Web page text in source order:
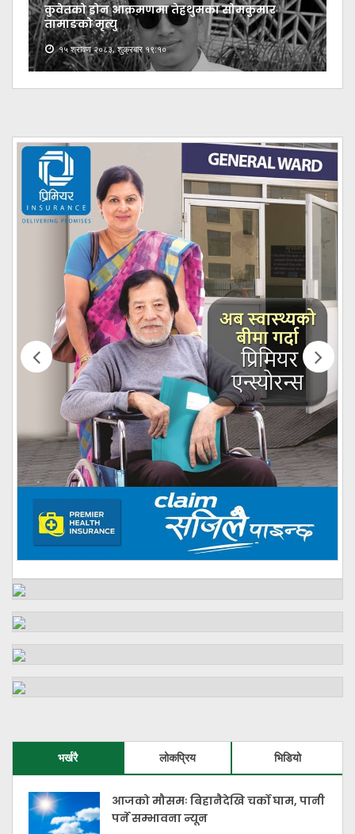
कुवेतको ड्रोन आक्रमणमा तेह्रथुमका सोमकुमार
तामाङको मृत्यु
१५ श्रावण २०८३, शुक्रबार १९:१०
भर्खरै लोकप्रिय भिडियो
आजको मौसमः बिहानैदेखि चर्को घाम, पानी
पर्ने सम्भावना न्यून